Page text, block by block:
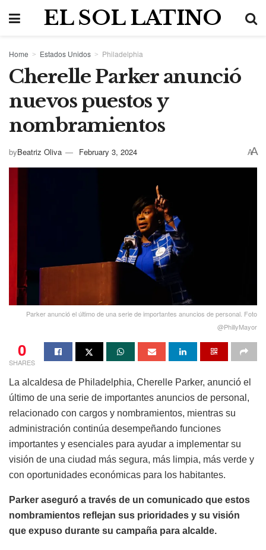
EL SOL LATINO
Home Estados Unidos Philadelphia
Cherelle Parker anunció
nuevos puestos y
nombramientos
byBeatriz Oliva February 3, 2024 AA
Parker anunció el último de una serie de importantes anuncios de personal. Foto
@PhillyMayor
0
SHARES
La alcaldesa de Philadelphia, Cherelle Parker, anunció el
último de una serie de importantes anuncios de personal,
relacionado con cargos y nombramientos, mientras su
administración continúa desempeñando funciones
importantes y esenciales para ayudar a implementar su
visión de una ciudad más segura, más limpia, más verde y
con oportunidades económicas para los habitantes.
Parker aseguró a través de un comunicado que estos
nombramientos reflejan sus prioridades y su visión
que expuso durante su campaña para alcalde.